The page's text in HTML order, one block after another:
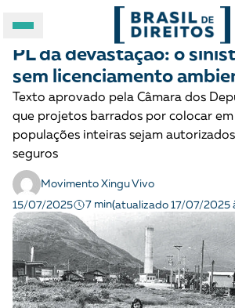
A BRASIL DE DIREITOS
ASSUNTOS
FORMATOS
DIREITOS SOCIOAMBIENTAIS
Opinião
PL da devastação: o
sem licenciamento
Texto aprovado pela Câmara dos
que projetos barrados por colocar
populações inteiras sejam
seguros
Movimento Xingu Vivo
15/07/2025
7 min(atualizado 17/07/2025